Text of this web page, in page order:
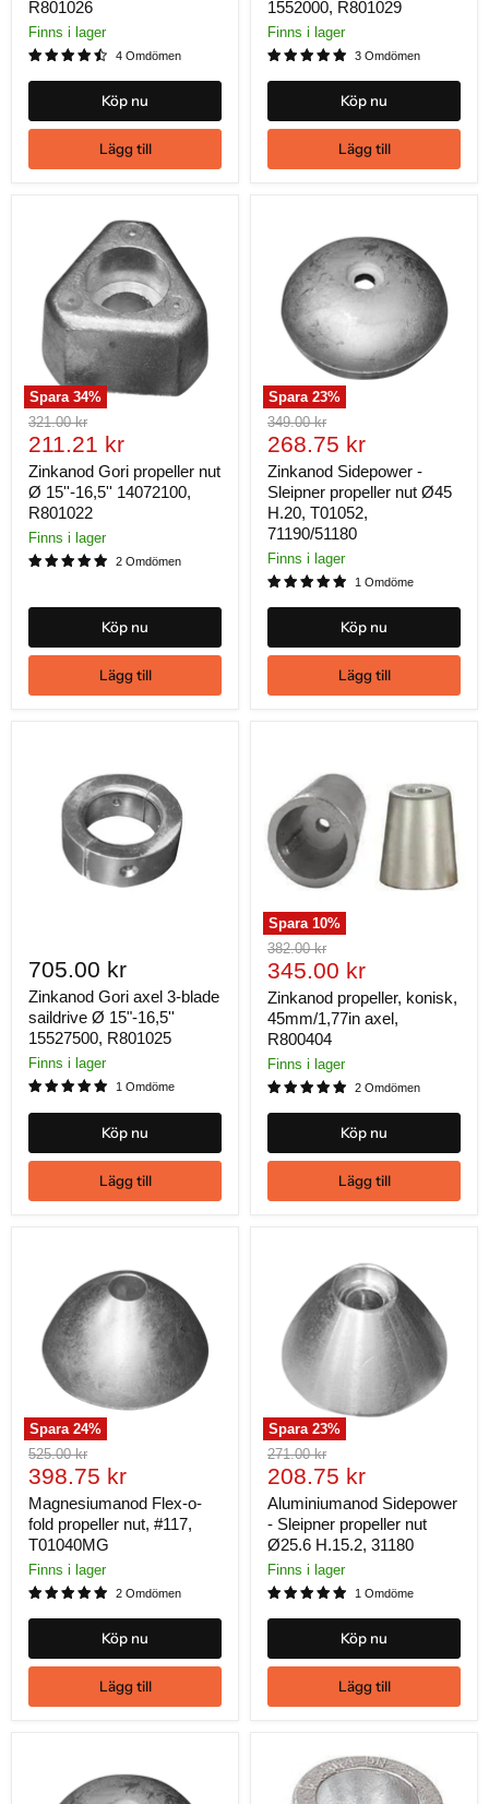
R801026
Finns i lager
4 Omdömen
Köp nu
Lägg till
1552000, R801029
Finns i lager
3 Omdömen
Köp nu
Lägg till
Spara34%
Ursprungligt
pris
321.00 kr
Nuvarande
pris
211.21 kr
Zinkanod Gori propeller nut
Ø 15''-16,5'' 14072100,
R801022
Finns i lager
2 Omdömen
Köp nu
Lägg till
Spara23%
Ursprungligt
pris
349.00 kr
Nuvarande
pris
268.75 kr
Zinkanod Sidepower -
Sleipner propeller nut Ø45
H.20, T01052,
71190/51180
Finns i lager
1 Omdöme
Köp nu
Lägg till
705.00 kr
Zinkanod Gori axel 3-blade
saildrive Ø 15"-16,5''
15527500, R801025
Finns i lager
1 Omdöme
Köp nu
Lägg till
Spara10%
Ursprungligt
pris
382.00 kr
Nuvarande
pris
345.00 kr
Zinkanod propeller, konisk,
45mm/1,77in axel,
R800404
Finns i lager
2 Omdömen
Köp nu
Lägg till
Spara24%
Ursprungligt
pris
525.00 kr
Nuvarande
pris
398.75 kr
Magnesiumanod Flex-o-
fold propeller nut, #117,
T01040MG
Finns i lager
2 Omdömen
Köp nu
Lägg till
Spara23%
Ursprungligt
pris
271.00 kr
Nuvarande
pris
208.75 kr
Aluminiumanod Sidepower
- Sleipner propeller nut
Ø25.6 H.15.2, 31180
Finns i lager
1 Omdöme
Köp nu
Lägg till